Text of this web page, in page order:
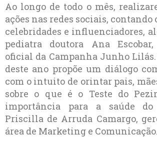
Ao longo de todo o mês,
ações nas redes sociais, contando
celebridades e influenciadores,
pediatra doutora Ana Escobar,
oficial da Campanha Junho
deste ano propõe um diálogo
com o intuito de orintar pais,
sobre o que é o Teste do
importância para a saúde do
Priscilla de Arruda Camargo,
área de Marketing e Comunicação.